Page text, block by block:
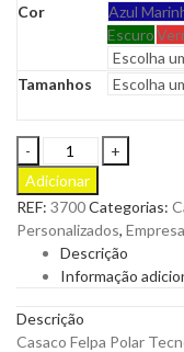
Cor Azul
Escuro
Tamanhos
Casaco
Felpa
Polar
Tecnologia
Anti-
Pilling
Para
quantity
Adicionar
REF: 3700Categorias:
Personalizados,
Descrição
Informação
Descrição
Casaco Felpa Polar